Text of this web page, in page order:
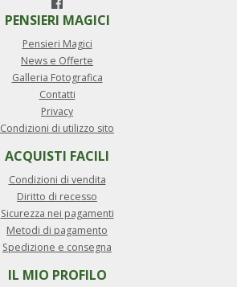
PENSIERI MAGICI
Pensieri Magici
News e Offerte
Galleria Fotografica
Contatti
Privacy
Condizioni di utilizzo sito
ACQUISTI FACILI
Condizioni di vendita
Diritto di recesso
Sicurezza nei pagamenti
Metodi di pagamento
Spedizione e consegna
IL MIO PROFILO